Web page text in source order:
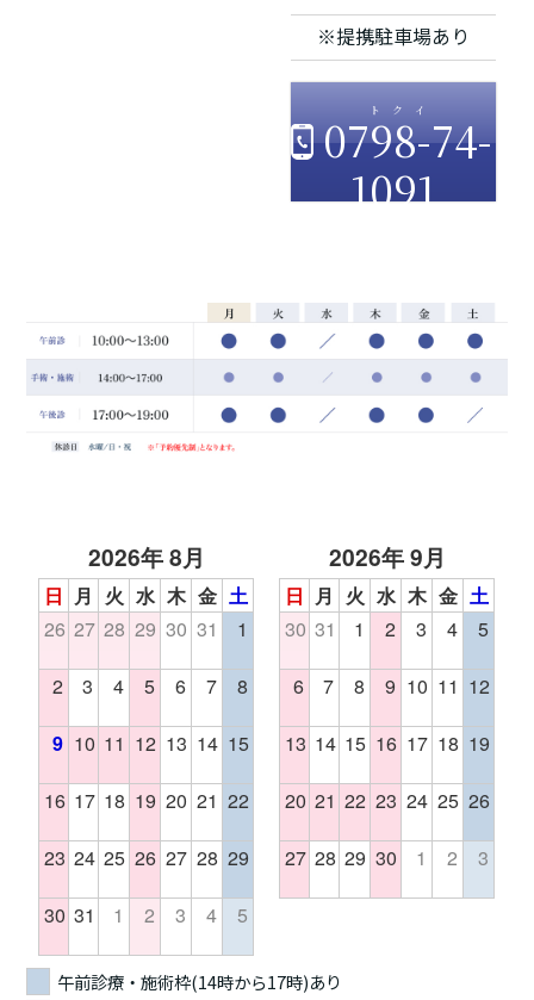
※提携駐車場あり
0798-74-
1091
2026年 8月
日 月 火 水 木 金 土
26 27 28 29 30 31 1
2 3 4 5 6 7 8
9 10 11 12 13 14 15
16 17 18 19 20 21 22
23 24 25 26 27 28 29
30 31 1 2 3 4 5
2026年 9月
日 月 火 水 木 金 土
30 31 1 2 3 4 5
6 7 8 9 10 11 12
13 14 15 16 17 18 19
20 21 22 23 24 25 26
27 28 29 30 1 2 3
午前診療・施術枠(14時から17時)あり